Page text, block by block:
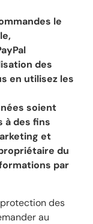
le
des
en utilisez les
soient
à des fins
et
du
par
des
au